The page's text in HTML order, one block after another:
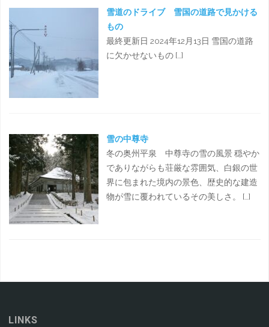
雪道のドライブ 雪国の道路で見かける
もの
最終更新日 2024年12月13日 雪国の道路
に欠かせないもの […]
雪の中尊寺
冬の奥州平泉 中尊寺の雪の風景 穏やか
でありながらも荘厳な雰囲気、白銀の世
界に包まれた境内の景色、歴史的な建造
物が雪に覆われているその美しさ。 […]
LINKS